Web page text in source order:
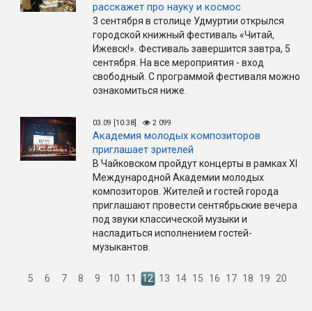
расскажет про науку и космос
3 сентября в столице Удмуртии открылся
городской книжный фестиваль «Читай,
Ижевск!». Фестиваль завершится завтра, 5
сентября. На все мероприятия - вход
свободный. С программой фестиваля можно
ознакомиться ниже.
03.09 [10:38] 2 099
Академия молодых композиторов
приглашает зрителей
В Чайковском пройдут концерты в рамках XI
Международной Академии молодых
композиторов. Жителей и гостей города
приглашают провести сентябрьские вечера
под звуки классической музыки и
насладиться исполнением гостей-
музыкантов.
5 6 7 8 9 10 11 12 13 14 15 16 17 18 19 20